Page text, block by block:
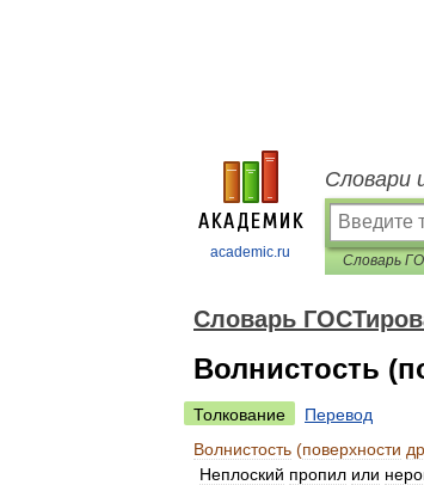
academic.ru
Словари
Словарь
Волнистость
Толкование
Перевод
Волнистость (поверхности
Неплоский пропил или